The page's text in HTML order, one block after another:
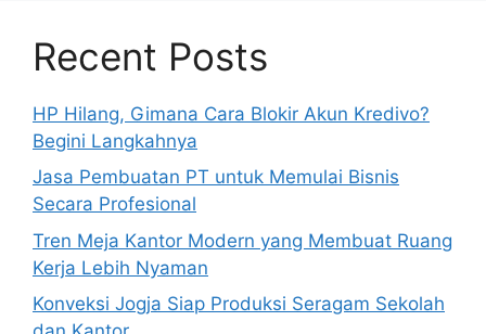
Recent Posts
HP Hilang, Gimana Cara Blokir Akun Kredivo?
Begini Langkahnya
Jasa Pembuatan PT untuk Memulai Bisnis
Secara Profesional
Tren Meja Kantor Modern yang Membuat Ruang
Kerja Lebih Nyaman
Konveksi Jogja Siap Produksi Seragam Sekolah